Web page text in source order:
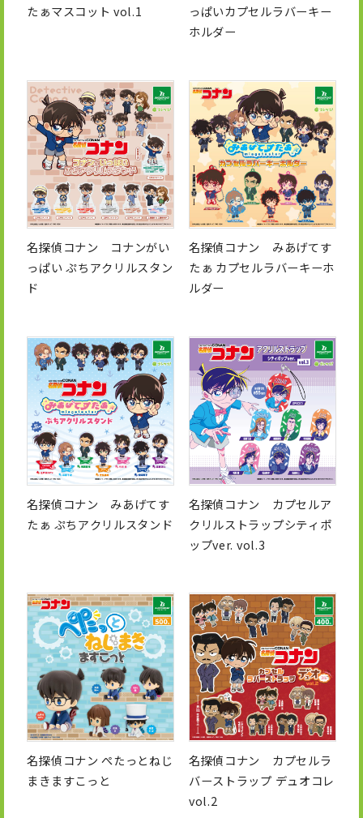
たぁマスコット vol.1
っぱいカプセルラバーキー
ホルダー
名探偵コナン コナンがい
っぱい ぷちアクリルスタン
ド
名探偵コナン みあげてす
たぁ カプセルラバーキーホ
ルダー
名探偵コナン みあげてす
たぁ ぷちアクリルスタンド
名探偵コナン カプセルア
クリルストラップシティポ
ップver. vol.3
名探偵コナン ぺたっとねじ
まきますこっと
名探偵コナン カプセルラ
バーストラップ デュオコレ
vol.2